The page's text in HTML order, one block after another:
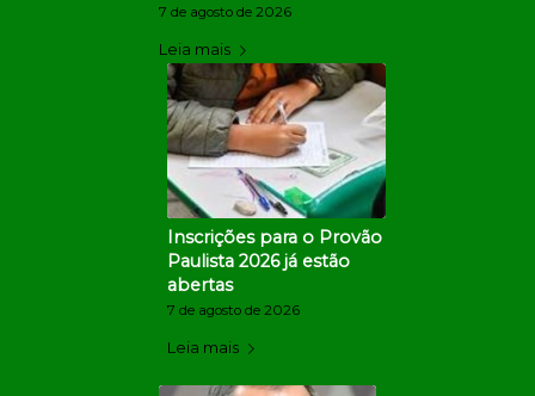
7 de agosto de 2026
Leia mais
Inscrições para o Provão
Paulista 2026 já estão
abertas
7 de agosto de 2026
Leia mais